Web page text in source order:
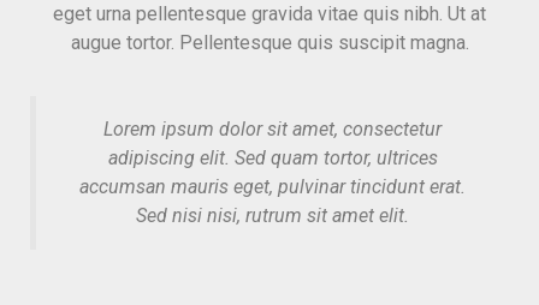
eget urna pellentesque gravida vitae quis nibh. Ut at
augue tortor. Pellentesque quis suscipit magna.
Lorem ipsum dolor sit amet, consectetur
adipiscing elit. Sed quam tortor, ultrices
accumsan mauris eget, pulvinar tincidunt erat.
Sed nisi nisi, rutrum sit amet elit.